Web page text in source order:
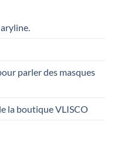
parler des masques
la boutique VLISCO